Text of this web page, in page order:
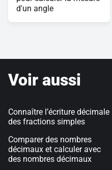
d'un angle
Voir aussi
Connaître l’écriture décimale
des fractions simples
Comparer des nombres
décimaux et calculer avec
des nombres décimaux